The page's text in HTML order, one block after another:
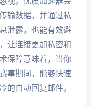
输数据，并通过私
泄露，也能有效避
让连接更加私密和
保障意味着，当你
事期间，能够快速
的自动回复邮件。